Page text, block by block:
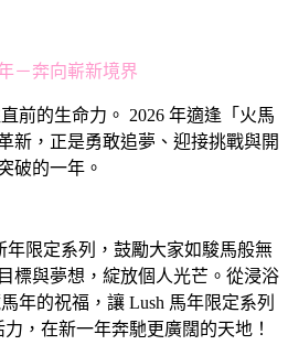
－奔向嶄新境界
前的生命力。 2026 年適逢「火馬
新，正是勇敢追夢、 迎接挑戰與開
破的一年。
年限定系列，鼓勵大家如駿馬般無
標與夢想，綻放個人光芒。從浸浴
年的祝福，讓 Lush 馬年限定系列
， 在新一年奔馳更廣闊的天地！